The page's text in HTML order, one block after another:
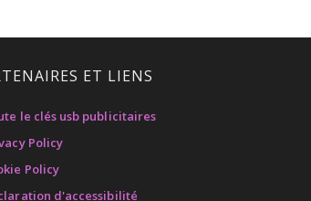
ET LIENS
le clés usb publicitaires
Policy
Policy
d'accessibilité